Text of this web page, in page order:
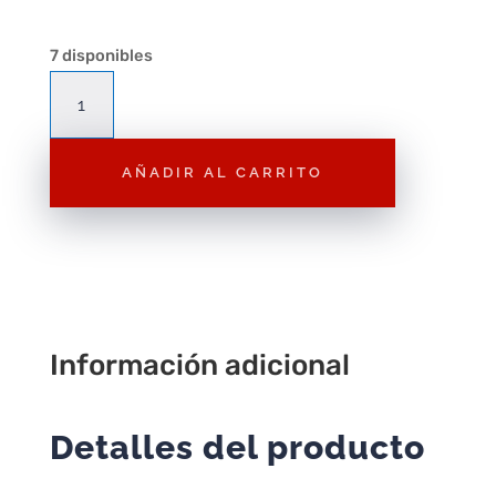
7 disponibles
Cuervo
cantidad
AÑADIR AL CARRITO
Información adicional
Detalles del producto